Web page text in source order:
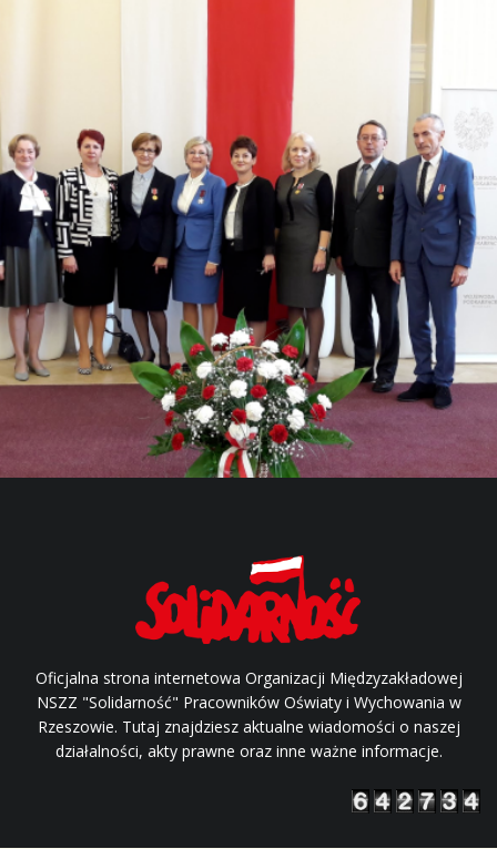
Oficjalna strona internetowa Organizacji Międzyzakładowej
NSZZ "Solidarność" Pracowników Oświaty i Wychowania w
Rzeszowie. Tutaj znajdziesz aktualne wiadomości o naszej
działalności, akty prawne oraz inne ważne informacje.